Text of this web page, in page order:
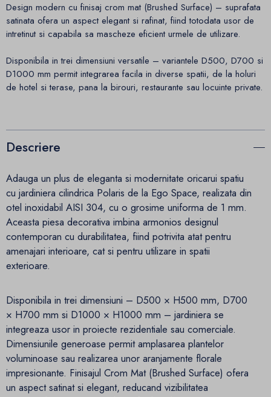
Design modern cu finisaj crom mat (Brushed Surface) – suprafata
satinata ofera un aspect elegant si rafinat, fiind totodata usor de
intretinut si capabila sa mascheze eficient urmele de utilizare.
Disponibila in trei dimensiuni versatile – variantele D500, D700 si
D1000 mm permit integrarea facila in diverse spatii, de la holuri
de hotel si terase, pana la birouri, restaurante sau locuinte private.
Descriere
Adauga un plus de eleganta si modernitate oricarui spatiu
cu jardiniera cilindrica Polaris de la Ego Space, realizata din
otel inoxidabil AISI 304, cu o grosime uniforma de 1 mm.
Aceasta piesa decorativa imbina armonios designul
contemporan cu durabilitatea, fiind potrivita atat pentru
amenajari interioare, cat si pentru utilizare in spatii
exterioare.
Disponibila in trei dimensiuni – D500 × H500 mm, D700
× H700 mm si D1000 × H1000 mm – jardiniera se
integreaza usor in proiecte rezidentiale sau comerciale.
Dimensiunile generoase permit amplasarea plantelor
voluminoase sau realizarea unor aranjamente florale
impresionante. Finisajul Crom Mat (Brushed Surface) ofera
un aspect satinat si elegant, reducand vizibilitatea